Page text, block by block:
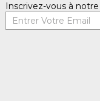
Inscrivez-vous à
Entrer Votre Email